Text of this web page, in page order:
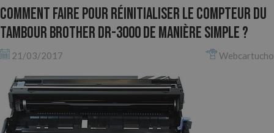
Comment faire pour réinitialiser le compteur du
tambour Brother DR-3000 de manière simple ?
21/03/2017 Webcartucho